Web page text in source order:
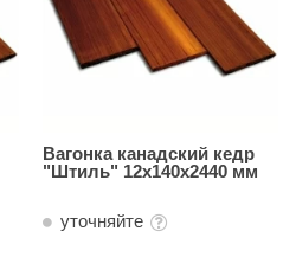
Вагонка канадский кедр
"Штиль" 12х140х2440 мм
уточняйте